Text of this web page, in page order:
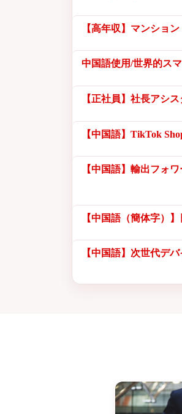
【高年収】マンショ
中国語使用/世界的ス
【正社員】社長アシ
【中国語】TikTok
【中国語】輸出フォ
【中国語（簡体字）
【中国語】次世代デ